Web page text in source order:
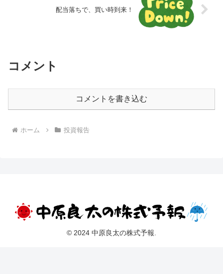
配当落ちで、買い時到来！
コメント
コメントを書き込む
ホーム 投資報告
© 2024 中原良太の株式予報.